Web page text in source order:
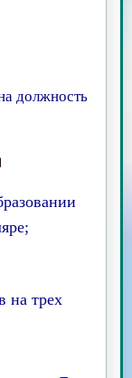
должность
на трех